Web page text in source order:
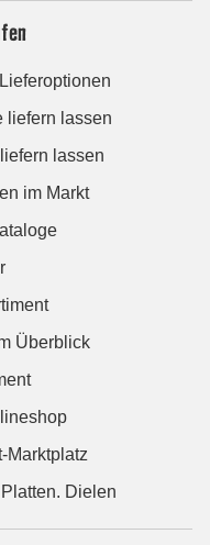
liefern lassen
lassen
im Markt
Überblick
Marktplatz
Dielen